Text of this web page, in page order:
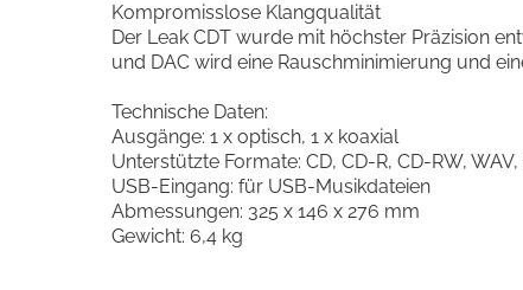
Kompromisslose Klangqualität
Der Leak CDT wurde mit höchster Präzision
und DAC wird eine Rauschminimierung und
Technische Daten:
Ausgänge: 1 x optisch, 1 x koaxial
Unterstützte Formate: CD, CD-R, CD-RW, WAV,
USB-Eingang: für USB-Musikdateien
Abmessungen: 325 x146 x276 mm
Gewicht: 6,4 kg